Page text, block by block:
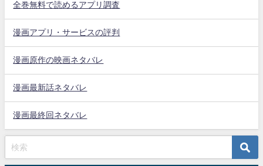
全巻無料で読めるアプリ調査
漫画アプリ・サービスの評判
漫画原作の映画ネタバレ
漫画最新話ネタバレ
漫画最終回ネタバレ